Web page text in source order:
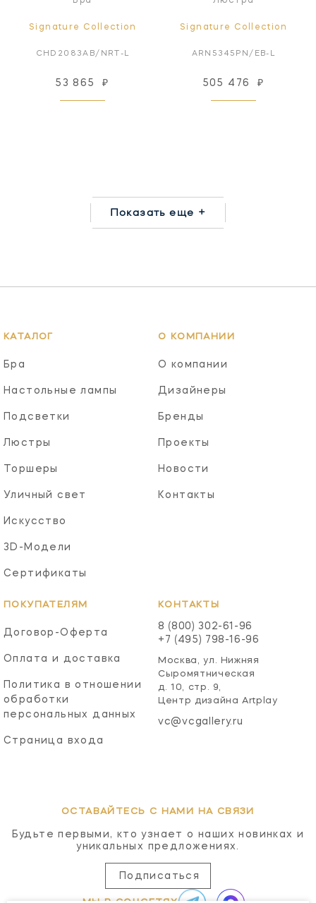
Signature Collection
CHD2083AB/NRT-L
53 865 ₽
Signature Collection
ARN5345PN/EB-L
505 476 ₽
Показать еще +
КАТАЛОГ
Бра
Настольные лампы
Подсветки
Люстры
Торшеры
Уличный свет
Искусство
3D-Модели
Сертификаты
О КОМПАНИИ
О компании
Дизайнеры
Бренды
Проекты
Новости
Контакты
ПОКУПАТЕЛЯМ
Договор-Оферта
Оплата и доставка
Политика в отношении
обработки
персональных данных
Страница входа
КОНТАКТЫ
8 (800) 302-61-96
+7 (495) 798-16-96
Москва, ул. Нижняя
Сыромятническая
д. 10, стр. 9,
Центр дизайна Artplay
vc@vcgallery.ru
ОСТАВАЙТЕСЬ С НАМИ НА СВЯЗИ
Будьте первыми, кто узнает о наших новинках и
уникальных предложениях.
Подписаться